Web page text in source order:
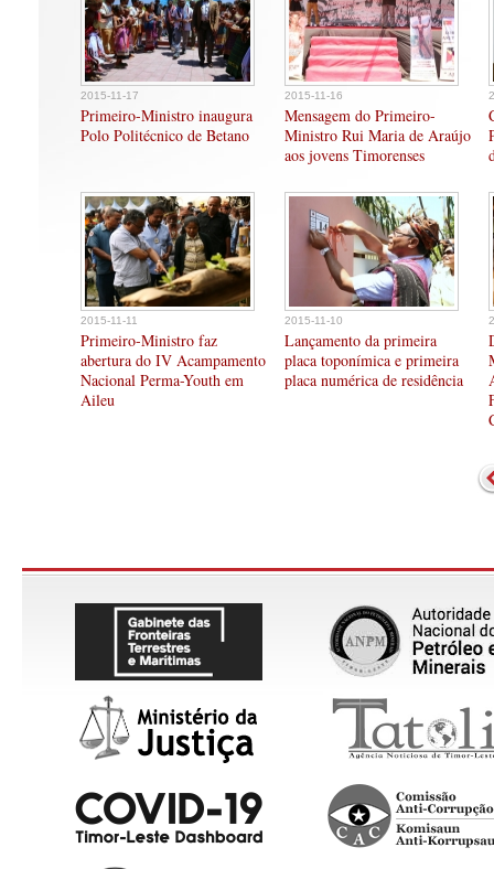
2015-11-17
Primeiro-Ministro inaugura
Polo Politécnico de Betano
2015-11-16
Mensagem do Primeiro-
Ministro Rui Maria de Araújo
aos jovens Timorenses
2015-11-11
Primeiro-Ministro faz
abertura do IV Acampamento
Nacional Perma-Youth em
Aileu
2015-11-10
Lançamento da primeira
placa toponímica e primeira
placa numérica de residência